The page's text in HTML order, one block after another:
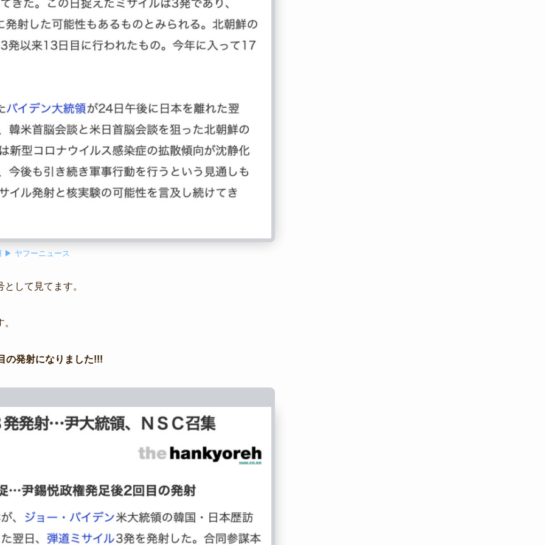
▶ ヤフーニュース
して見てます。
の発射になりました!!!